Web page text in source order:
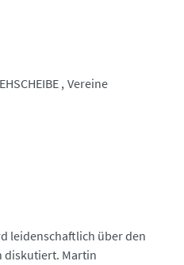
Vereine
leidenschaftlich über den
diskutiert. Martin